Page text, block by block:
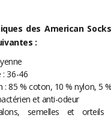
des American
:
: 36-46
: 85 % coton, 10 % nylon, 5
et anti-odeur
semelles et